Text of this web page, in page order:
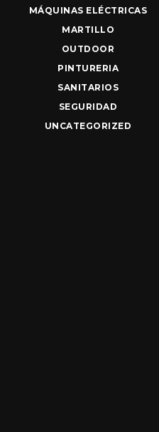
MÁQUINAS ELÉCTRICAS
MARTILLO
OUTDOOR
PINTURERIA
SANITARIOS
SEGURIDAD
UNCATEGORIZED